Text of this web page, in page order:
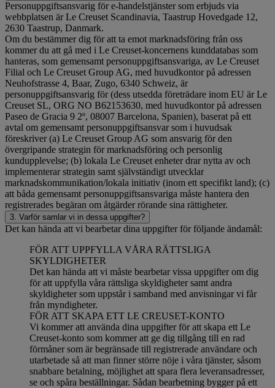
Personuppgiftsansvarig för e-handelstjänster som erbjuds via
webbplatsen är Le Creuset Scandinavia, Taastrup Hovedgade 12,
2630 Taastrup, Danmark.
Om du bestämmer dig för att ta emot marknadsföring från oss
kommer du att gå med i Le Creuset-koncernens kunddatabas som
hanteras, som gemensamt personuppgiftsansvariga, av Le Creuset
Filial och Le Creuset Group AG, med huvudkontor på adressen
Neuhofstrasse 4, Baar, Zugo, 6340 Schweiz, är
personuppgiftsansvarig för (dess utsedda företrädare inom EU är Le
Creuset SL, ORG NO B62153630, med huvudkontor på adressen
Paseo de Gracia 9 2º, 08007 Barcelona, Spanien), baserat på ett
avtal om gemensamt personuppgiftsansvar som i huvudsak
föreskriver (a) Le Creuset Group AG som ansvarig för den
övergripande strategin för marknadsföring och personlig
kundupplevelse; (b) lokala Le Creuset enheter drar nytta av och
implementerar strategin samt självständigt utvecklar
marknadskommunikation/lokala initiativ (inom ett specifikt land); (c)
att båda gemensamt personuppgiftsansvariga måste hantera den
registrerades begäran om åtgärder rörande sina rättigheter.
3. Varför samlar vi in dessa uppgifter?
Det kan hända att vi bearbetar dina uppgifter för följande ändamål:
FÖR ATT UPPFYLLA VÅRA RÄTTSLIGA
SKYLDIGHETER
Det kan hända att vi måste bearbetar vissa uppgifter om dig
för att uppfylla våra rättsliga skyldigheter samt andra
skyldigheter som uppstår i samband med anvisningar vi får
från myndigheter.
FÖR ATT SKAPA ETT LE CREUSET-KONTO
Vi kommer att använda dina uppgifter för att skapa ett Le
Creuset-konto som kommer att ge dig tillgång till en rad
förmåner som är begränsade till registrerade användare och
utarbetade så att man finner större nöje i våra tjänster, såsom
snabbare betalning, möjlighet att spara flera leveransadresser,
se och spåra beställningar. Sådan bearbetning bygger på ett